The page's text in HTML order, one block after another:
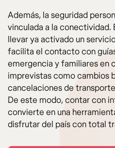
Además, la seguridad
vinculada a la conectividad.
llevar ya activado un
facilita el contacto con
emergencia y familiares en
imprevistas como cambios
cancelaciones de
De este modo, contar con
convierte en una
disfrutar del país con total